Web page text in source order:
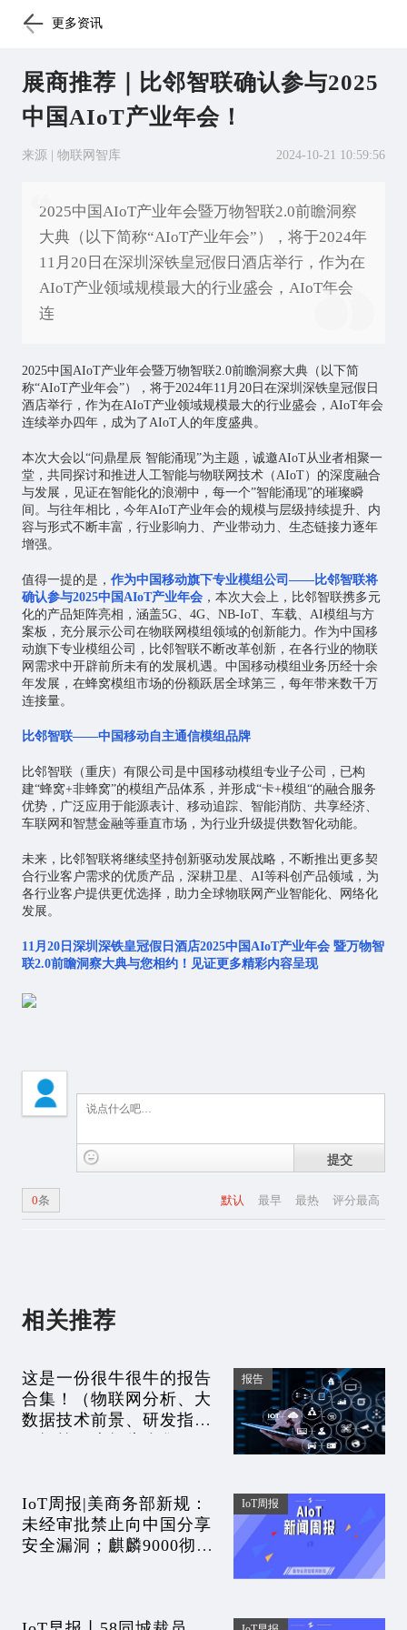
更多资讯
展商推荐｜比邻智联确认参与2025
中国AIoT产业年会！
来源 | 物联网智库 2024-10-21 10:59:56
2025中国AIoT产业年会暨万物智联2.0前瞻洞察
大典（以下简称“AIoT产业年会”），将于2024年
11月20日在深圳深铁皇冠假日酒店举行，作为在
AIoT产业领域规模最大的行业盛会，AIoT年会
连
2025中国AIoT产业年会暨万物智联2.0前瞻洞察大典（以下简
称“AIoT产业年会”），将于2024年11月20日在深圳深铁皇冠假日
酒店举行，作为在AIoT产业领域规模最大的行业盛会，AIoT年会
连续举办四年，成为了AIoT人的年度盛典。
本次大会以“问鼎星辰 智能涌现”为主题，诚邀AIoT从业者相聚一
堂，共同探讨和推进人工智能与物联网 技术（AIoT）的深度融合
与发展，见证在智能化的浪潮中，每一个”智能涌现”的璀璨瞬
间。与往年相比，今年AIoT产业年会的规模与层级持续提升、内
容与形式不断丰富，行业影响力、产业带动力、生态链接力逐年
增强。
值得一提的是， 作为中国移动旗下专业模组公司——比邻智联将
确认参与2025中国AIoT产业年会，本次大会上，比邻智联携多元
化的产品矩阵亮相，涵盖5G、4G、NB-IoT、车载、AI模组与方
案板，充分展示公司在物联网模组领域的创新能力。作为中国移
动旗下专业模组公司，比邻智联不断改革创新，在各行业的物联
网需求中开辟前所未有的发展机遇。中国移动模组业务历经十余
年发展，在蜂窝模组市场的份额跃居全球第三，每年带来数千万
连接量。
比邻智联——中国移动自主通信模组品牌
比邻智联（重庆）有限公司是中国移动模组专业子公司，已构
建“蜂窝+非蜂窝”的模组产品体系，并形成“卡+模组“的融合服务
优势，广泛应用于能源表计、移动追踪、智能消防、共享经济、
车联网和智慧金融等垂直市场，为行业升级提供数智化动能。
未来，比邻智联将继续坚持创新驱动发展战略，不断推出更多契
合行业客户需求的优质产品，深耕卫星、AI等科创产品领域，为
各行业客户提供更优选择，助力全球物联网产业智能化、网络化
发展。
11月20日 深圳深铁皇冠假日酒店2025中国AIoT产业年会 暨万物智
联2.0前瞻洞察大典与您相约！ 见证更多精彩内容呈现
提交
默认 最早 最热 评分最高
0条
相关推荐
这是一份很牛很牛的报告
合集！（物联网分析、大
数据技术前景、研发指数
报告
IoT周报|美商务部新规：
未经审批禁止向中国分享
安全漏洞；麒麟9000彻底
IoT周报